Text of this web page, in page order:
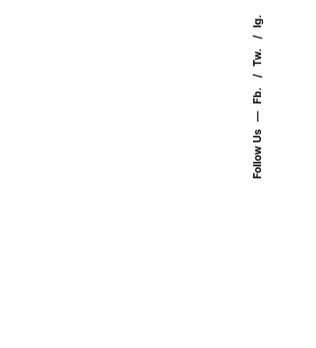
Follow Us
Fb.
Tw.
Ig.